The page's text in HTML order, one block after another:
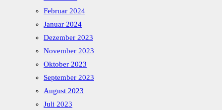
Februar 2024
Januar 2024
Dezember 2023
November 2023
Oktober 2023
September 2023
August 2023
Juli 2023